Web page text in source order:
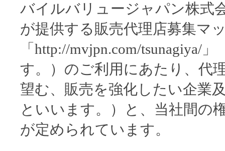
バイルバリュージャパン株式
が提供する販売代理店募集マ
「http://mvjpn.com/tsunagiya/
す。）のご利用にあたり、代
望む、販売を強化したい企業
といいます。）と、当社間の
が定められています。